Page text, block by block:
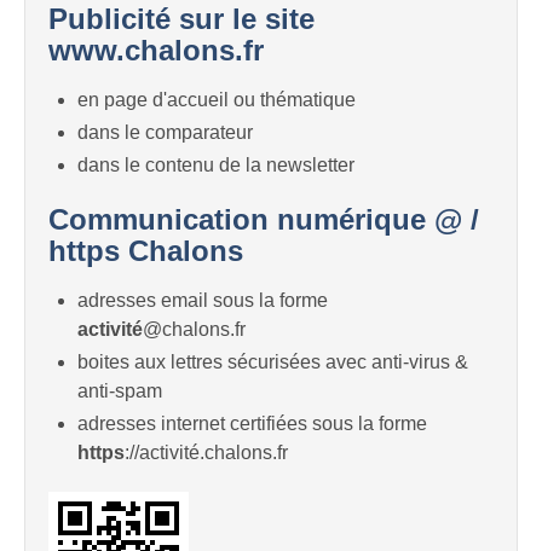
Publicité sur le site
www.chalons.fr
en page d'accueil ou thématique
dans le comparateur
dans le contenu de la newsletter
Communication numérique @ /
https Chalons
adresses email sous la forme
activité@chalons.fr
boites aux lettres sécurisées avec anti-virus &
anti-spam
adresses internet certifiées sous la forme
https://activité.chalons.fr